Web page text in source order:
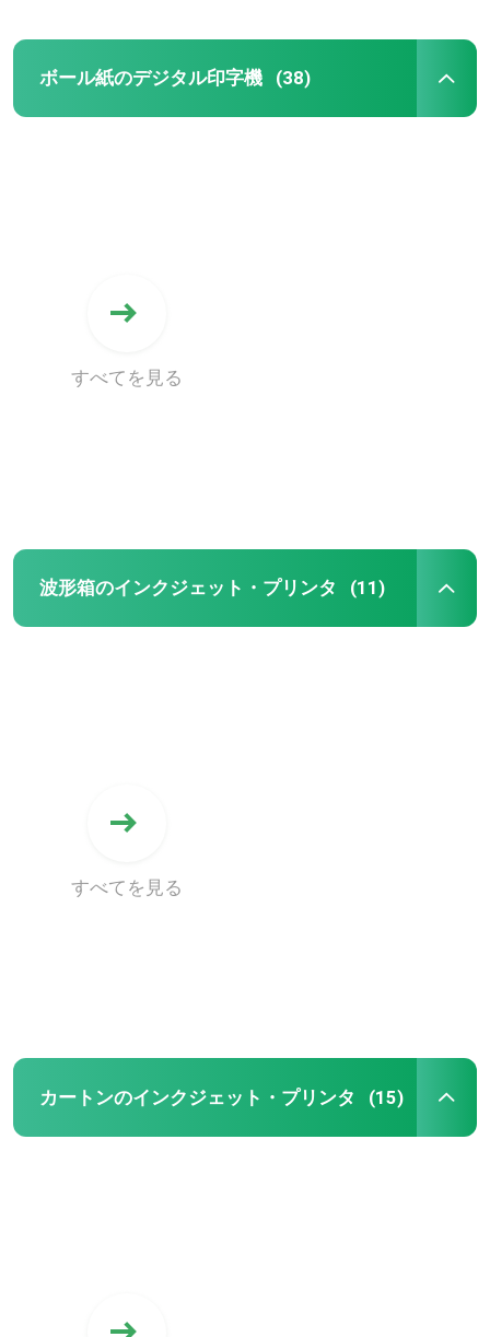
私達に連絡しなさい
デジタル波形の印字機
ディジタル・ボックスの印字機
カートンのインクジェット・プリンタ
インクジェット デジタル出版物
ボール紙のデジタル印字機 (38)
すべてを見る
波形箱のインクジェット・プリンタ (11)
すべてを見る
カートンのインクジェット・プリンタ (15)